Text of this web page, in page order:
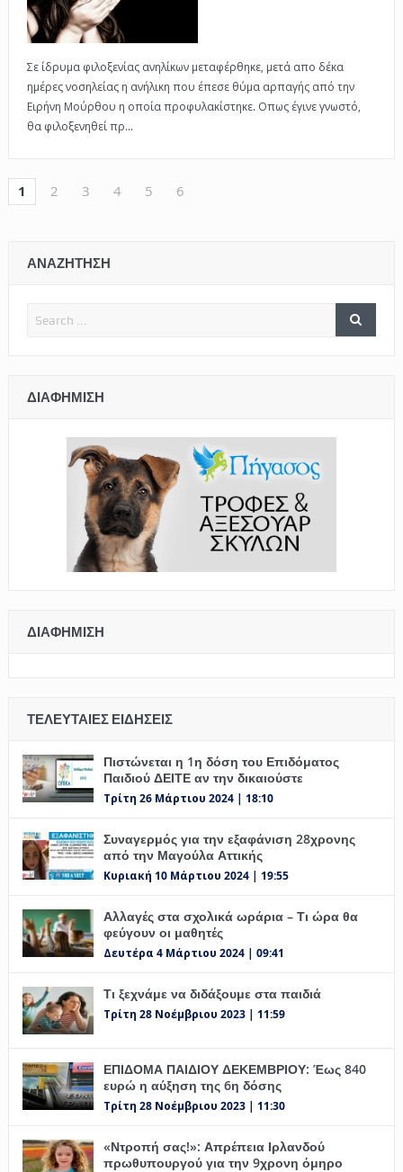
Σε ίδρυμα φιλοξενίας ανηλίκων μεταφέρθηκε, μετά απο δέκα
ημέρες νοσηλείας η ανήλικη που έπεσε θύμα αρπαγής από την
Ειρήνη Μούρθου η οποία προφυλακίστηκε. Οπως έγινε γνωστό,
θα φιλοξενηθεί πρ...
1 2 3 4 5 6
ΑΝΑΖΗΤΗΣΗ
ΔΙΑΦΉΜΙΣΗ
ΔΙΑΦΉΜΙΣΗ
ΤΕΛΕΥΤΑΊΕΣ ΕΙΔΉΣΕΙΣ
Πιστώνεται η 1η δόση του Επιδόματος
Παιδιού ΔΕΙΤΕ αν την δικαιούστε
Τρίτη 26 Μάρτιου 2024 | 18:10
Συναγερμός για την εξαφάνιση 28χρονης
από την Μαγούλα Αττικής
Κυριακή 10 Μάρτιου 2024 | 19:55
Αλλαγές στα σχολικά ωράρια – Τι ώρα θα
φεύγουν οι μαθητές
Δευτέρα 4 Μάρτιου 2024 | 09:41
Τι ξεχνάμε να διδάξουμε στα παιδιά
Τρίτη 28 Νοέμβριου 2023 | 11:59
ΕΠΙΔΟΜΑ ΠΑΙΔΙΟΥ ΔΕΚΕΜΒΡΙΟΥ: Έως 840
ευρώ η αύξηση της 6η δόσης
Τρίτη 28 Νοέμβριου 2023 | 11:30
«Ντροπή σας!»: Απρέπεια Ιρλανδού
πρωθυπουργού για την 9χρονη όμηρο